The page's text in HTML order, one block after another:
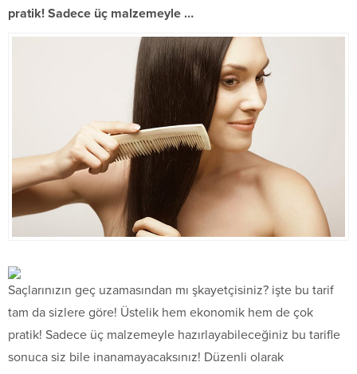
pratik! Sadece üç malzemeyle …
Saçlarınızın geç uzamasından mı şkayetçisiniz? işte bu tarif
tam da sizlere göre! Üstelik hem ekonomik hem de çok
pratik! Sadece üç malzemeyle hazırlayabileceğiniz bu tarifle
sonuca siz bile inanamayacaksınız! Düzenli olarak